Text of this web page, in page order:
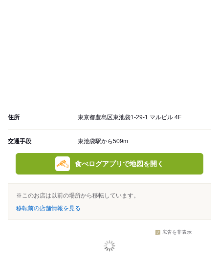
住所 東京都豊島区東池袋1-29-1 マルビル 4F
交通手段 東池袋駅から509m
食べログアプリで地図を開く
※このお店は以前の場所から移転しています。
移転前の店舗情報を見る
広告を非表示